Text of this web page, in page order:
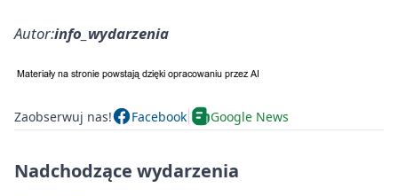
Autor:info_wydarzenia
Zaobserwuj nas! Facebook Google News
Nadchodzące wydarzenia